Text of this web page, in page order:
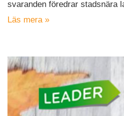
svaranden föredrar stadsnära
Läs mera »